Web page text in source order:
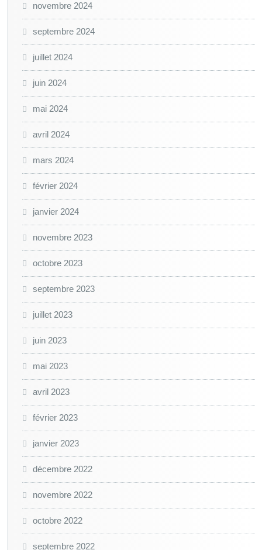
novembre 2024
septembre 2024
juillet 2024
juin 2024
mai 2024
avril 2024
mars 2024
février 2024
janvier 2024
novembre 2023
octobre 2023
septembre 2023
juillet 2023
juin 2023
mai 2023
avril 2023
février 2023
janvier 2023
décembre 2022
novembre 2022
octobre 2022
septembre 2022